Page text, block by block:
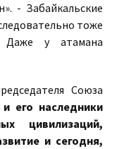
- Забайкальские
тоже
Даже у атамана
Союза
и его наследники
цивилизаций,
и сегодня,